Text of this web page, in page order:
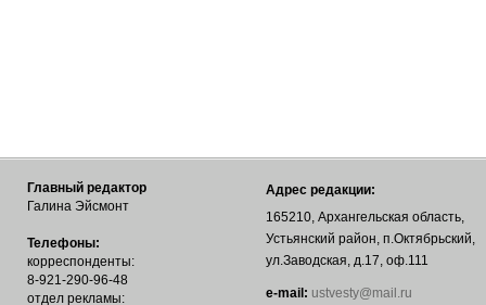
Главный редактор
Галина Эйсмонт
Телефоны:
корреспонденты:
8-921-290-96-48
отдел рекламы:
Адрес редакции:
165210, Архангельская область,
Устьянский район, п.Октябрьский,
ул.Заводская, д.17, оф.111
е-mail: ustvesty@mail.ru